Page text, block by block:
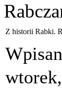
Z historii Rabki.